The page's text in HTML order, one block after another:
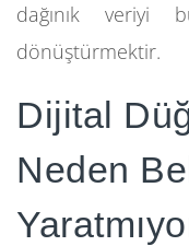
dağınık veriyi
dönüştürmektir.
Dijital
Neden